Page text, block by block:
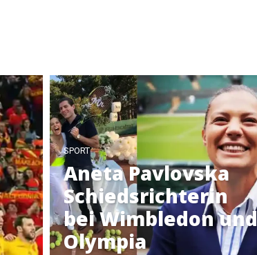
SPORT
Aneta Pavlovska
Schiedsrichterin
bei Wimbledon und
Olympia